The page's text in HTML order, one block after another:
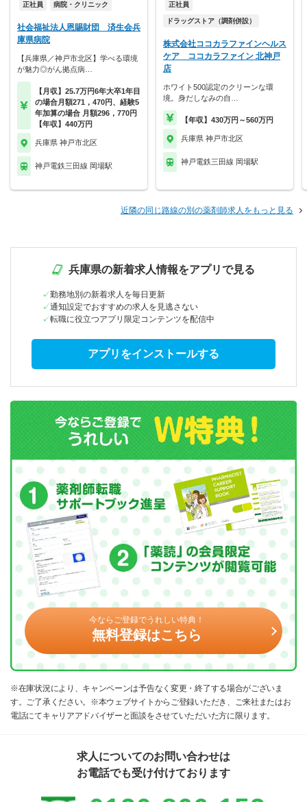
正社員 病院・クリニック
社会福祉法人恩賜財団 済生会兵
庫県病院
【兵庫県／神戸市北区】学べる環境
が魅力◎がん拠点病…
【月収】25.7万円6年大卒1年目
の場合月額271，470円、経験5
年加算の場合 月額296，770円
【年収】440万円
兵庫県 神戸市北区
神戸電鉄三田線 岡場駅
正社員
ドラッグストア（調剤併設）
株式会社ココカラファインヘルス
ケア ココカラファイン 北神戸
店
ホワイト500認定のクリーンな環
境。身だしなみの自…
【年収】430万円～560万円
兵庫県 神戸市北区
神戸電鉄三田線 岡場駅
近隣の同じ路線の別の薬剤師求人をもっと見る
兵庫県の新着求人情報をアプリで見る
勤務地別の新着求人を毎日更新
通知設定でおすすめの求人を見逃さない
転職に役立つアプリ限定コンテンツを配信中
アプリをインストールする
今ならご登録でうれしい特典！
無料登録はこちら
※在庫状況により、キャンペーンは予告なく変更・終了する場合がございま
す。ご了承ください。※本ウェブサイトからご登録いただき、ご来社またはお
電話にてキャリアアドバイザーと面談をさせていただいた方に限ります。
求人についてのお問い合わせは
お電話でも受け付けております